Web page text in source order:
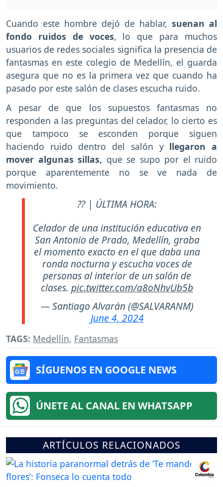
Cuando este hombre dejó de hablar, suenan al
fondo ruidos de voces, lo que para muchos
usuarios de redes sociales significa la presencia de
fantasmas en este colegio de Medellín, el guarda
asegura que no es la primera vez que cuando ha
pasado por este salón de clases escucha ruido.
A pesar de que los supuestos fantasmas no
responden a las preguntas del celador, lo cierto es
que tampoco se esconden porque siguen
haciendo ruido dentro del salón yllegaron a
mover algunas sillas, que se supo por el ruido
porque aparentemente no se ve nada de
movimiento.
?? | ÚLTIMA HORA:
Celador de una institución educativa en
San Antonio de Prado, Medellín, graba
el momento exacto en el que daba una
ronda nocturna y escucha voces de
personas al interior de un salón de
clases. pic.twitter.com/a8oNhvUb5b
— Santiago Alvarán (@SALVARANM)
June 4, 2024
TAGS: Medellín, Fantasmas
SÍGUENOS EN GOOGLE NEWS
ÚNETE AL CANAL EN WHATSAPP
ARTÍCULOS RELACIONADOS